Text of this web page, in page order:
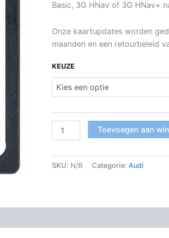
Basic, 3G HNav of 3G HNav+
Onze kaartupdates worden
maanden en een retourbeleid
KEUZE
Toevoegen aan
SKU: N/B Categorie:Audi